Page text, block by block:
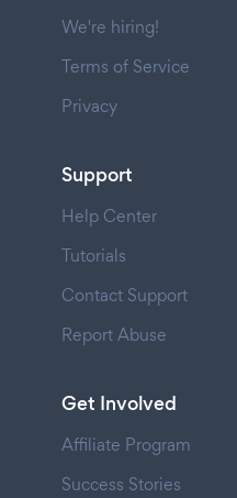
We're hiring!
Terms of Service
Privacy
Support
Help Center
Tutorials
Contact Support
Report Abuse
Get Involved
Affiliate Program
Success Stories